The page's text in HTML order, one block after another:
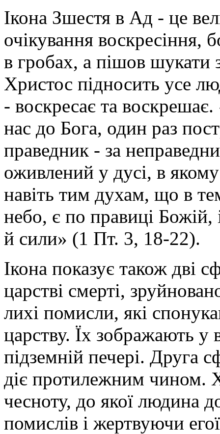
Ікона Зшестя в Ад - це
очікування
в гробах, а пішов
Христос підносить усе
- воскресає та
нас до Бога, один раз
праведник - за
оживлений у дусі, в
навіть тим духам, що в
небо, є по правиці Божій,
й сили» (1 Пт. 3, 18-22).
Ікона показує також дві
царстві смерті,
лихі помисли, які
царству. Їх зображають у
підземній печері. Друга
діє протилежним чином.
чесноту, до якої людина
помислів і жертвуючи